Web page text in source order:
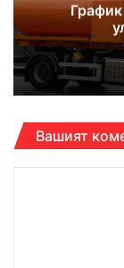
Вашият